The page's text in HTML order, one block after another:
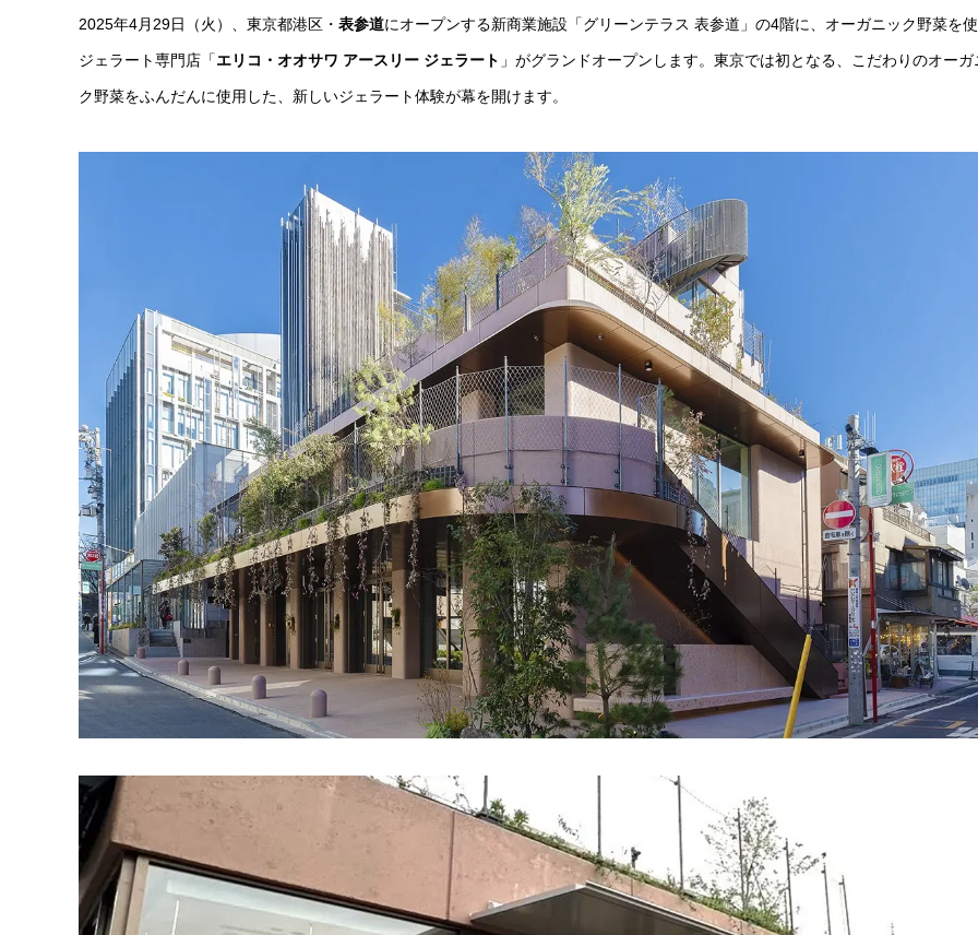
2025年4月29日（火）、東京都港区・ 表参道にオープンする新商業施設「グリーンテラス 表参道」の4階に、オーガニック野菜を
ジェラート専門店「エリコ・オオサワ アースリー ジェラート 」がグランドオープンします。東京では初となる、こだわりのオーガ
ク野菜をふんだんに使用した、新しいジェラート体験が幕を開けます。